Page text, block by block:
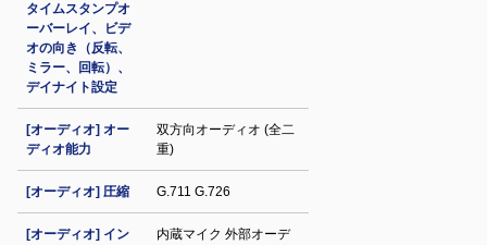
タイムスタンプオ
ーバーレイ、ビデ
オの向き（反転、
ミラー、回転）、
デイナイト設定
[オーディオ] オー
ディオ能力
双方向オーディオ (全二
重)
[オーディオ] 圧縮 G.711 G.726
[オーディオ] イン
内蔵マイク 外部オーデ